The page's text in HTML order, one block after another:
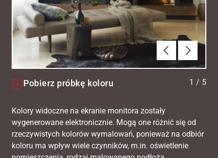
Poprzednie
Dalej
Pobierz próbkę koloru 1 / 5
Kolory widoczne na ekranie monitora zostały
wygenerowane elektronicznie. Mogą one różnić się od
rzeczywistych kolorów wymalowań, ponieważ na odbiór
koloru ma wpływ wiele czynników, m.in. oświetlenie